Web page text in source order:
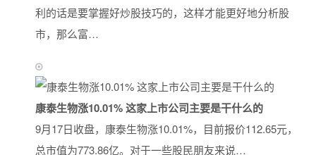
利的话是要掌握好炒股技巧的，这样才能更好地分析股
市，那么富…
康泰生物涨10.01% 这家上市公司主要是干什么的
9月17日收盘，康泰生物涨10.01%，目前报价112.65元，
总市值为773.86亿。对于一些股民朋友来说…